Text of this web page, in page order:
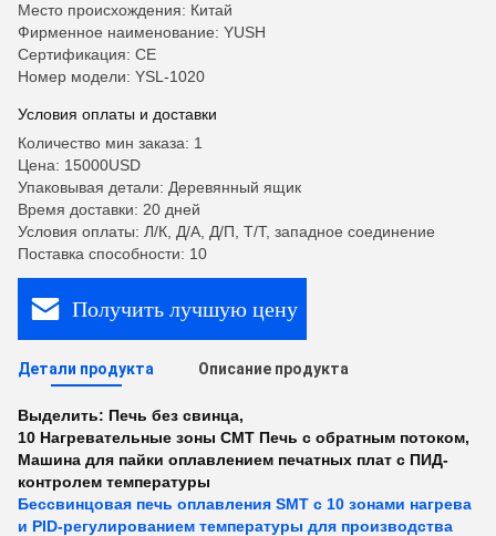
Место происхождения: Китай
Фирменное наименование: YUSH
Сертификация: CE
Номер модели: YSL-1020
Условия оплаты и доставки
Количество мин заказа: 1
Цена: 15000USD
Упаковывая детали: Деревянный ящик
Время доставки: 20 дней
Условия оплаты: Л/К, Д/А, Д/П, Т/Т, западное соединение
Поставка способности: 10
Получить лучшую цену
Детали продукта Описание продукта
Выделить: Печь без свинца,
10 Нагревательные зоны СМТ Печь с обратным потоком,
Машина для пайки оплавлением печатных плат с ПИД-
контролем температуры
Бессвинцовая печь оплавления SMT с 10 зонами нагрева
и PID-регулированием температуры для производства